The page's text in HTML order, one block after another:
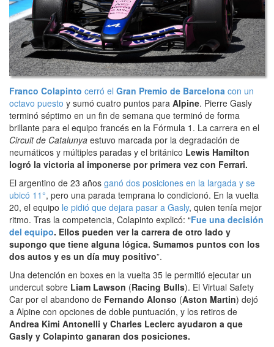
Franco Colapinto cerró el Gran Premio de Barcelona con un
octavo puesto y sumó cuatro puntos para Alpine. Pierre Gasly
terminó séptimo en un fin de semana que terminó de forma
brillante para el equipo francés en la Fórmula 1. La carrera en el
Circuit de Catalunya estuvo marcada por la degradación de
neumáticos y múltiples paradas y el británico Lewis Hamilton
logró la victoria al imponerse por primera vez con Ferrari.
El argentino de 23 años ganó dos posiciones en la largada y se
ubicó 11°, pero una parada temprana lo condicionó. En la vuelta
20, el equipo le pidió que dejara pasar a Gasly, quien tenía mejor
ritmo. Tras la competencia, Colapinto explicó: “Fue una decisión
del equipo. Ellos pueden ver la carrera de otro lado y
supongo que tiene alguna lógica. Sumamos puntos con los
dos autos y es un día muy positivo”.
Una detención en boxes en la vuelta 35 le permitió ejecutar un
undercut sobre Liam Lawson (Racing Bulls). El Virtual Safety
Car por el abandono de Fernando Alonso (Aston Martin) dejó
a Alpine con opciones de doble puntuación, y los retiros de
Andrea Kimi Antonelli y Charles Leclerc ayudaron a que
Gasly y Colapinto ganaran dos posiciones.